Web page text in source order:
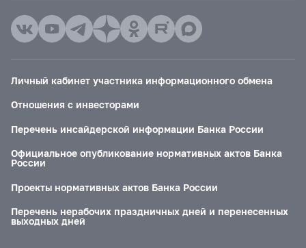
Личный кабинет участника информационного обмена
Отношения с инвесторами
Перечень инсайдерской информации Банка России
Официальное опубликование нормативных актов Банка
России
Проекты нормативных актов Банка России
Перечень нерабочих праздничных дней и перенесенных
выходных дней